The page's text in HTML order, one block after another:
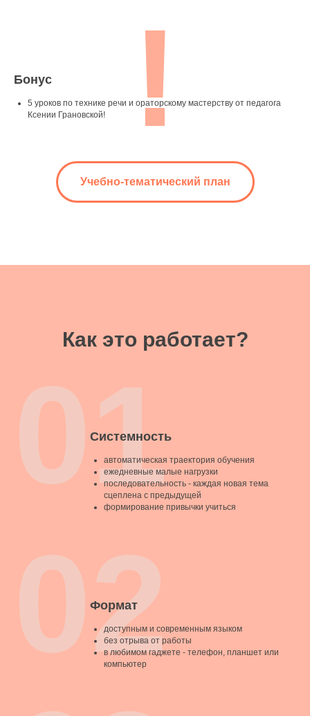
Бонус
5 уроков по технике речи и ораторскому мастерству от педагога
Ксении Грановской!
!
Учебно-тематический план
Как это работает?
Системность
автоматическая траектория обучения
ежедневные малые нагрузки
последовательность - каждая новая тема
сцеплена с предыдущей
формирование привычки учиться
01
Формат
доступным и современным языком
без отрыва от работы
в любимом гаджете - телефон, планшет или
компьютер
02